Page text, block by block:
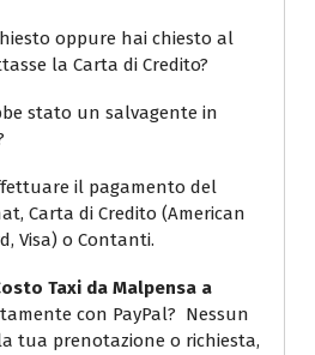
oppure hai chiesto al
la Carta di Credito?
stato un salvagente in
il pagamento del
Carta di Credito (American
Visa) o Contanti.
Taxi da Malpensa a
con PayPal? Nessun
tua prenotazione o richiesta,